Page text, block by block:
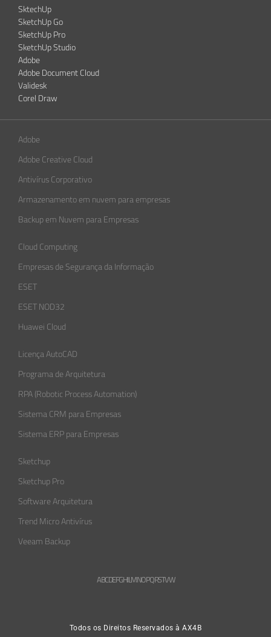
SktechUp
SketchUp Go
SketchUp Pro
SketchUp Studio
Adobe
Adobe Document Cloud
Validesk
Corel Draw
Adobe
Adobe Creative Cloud
Antivírus Corporativo
Armazenamento em nuvem para empresas
Backup em Nuvem para Empresas
Cloud Computing
Empresas de Segurança da Informação​
ESET
ESET NOD32
Huawei Cloud
Licença AutoCAD
Programa de Arquitetura
RPA (Robotic Process Automation)
Sistema CRM para Empresas
Sistema ERP para Empresas
Sketchup
Sketchup Pro
Software Arquitetura
Trend Micro Antivírus
Veeam Backup
ABCDEFGHLMNOPQRSTVW
Todos os Direitos Reservados à AX4B